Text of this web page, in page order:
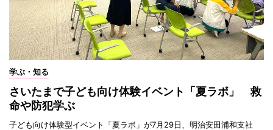
学ぶ・知る
さいたまで子ども向け体験イベント「夏ラボ」 救
命や防犯学ぶ
子ども向け体験型イベント「夏ラボ」が7月29日、明治安田浦和支社